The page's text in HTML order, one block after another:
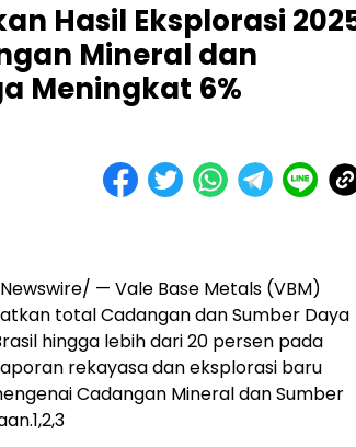
Hasil Eksplorasi
Mineral dan
Meningkat 6%
— Vale Base Metals (VBM)
total Cadangan dan Sumber Daya
hingga lebih dari 20 persen pada
rekayasa dan eksplorasi baru
Cadangan Mineral dan Sumber
1,2,3